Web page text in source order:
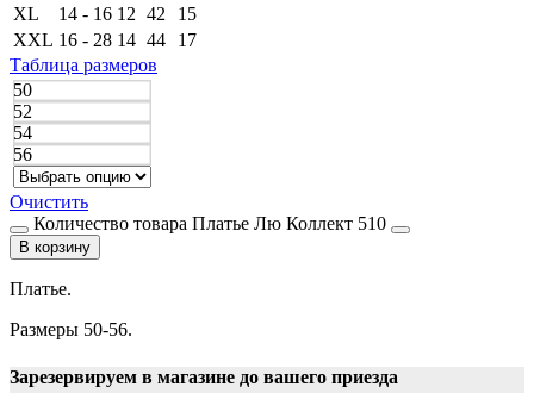
XL
14 - 16 12 42
15
XXL 16 - 28 14 44
17
Таблица размеров
50
52
54
56
Очистить
Количество товара Платье Лю Коллект 510
В корзину
Платье.
Размеры 50-56.
Зарезервируем в магазине до вашего приезда